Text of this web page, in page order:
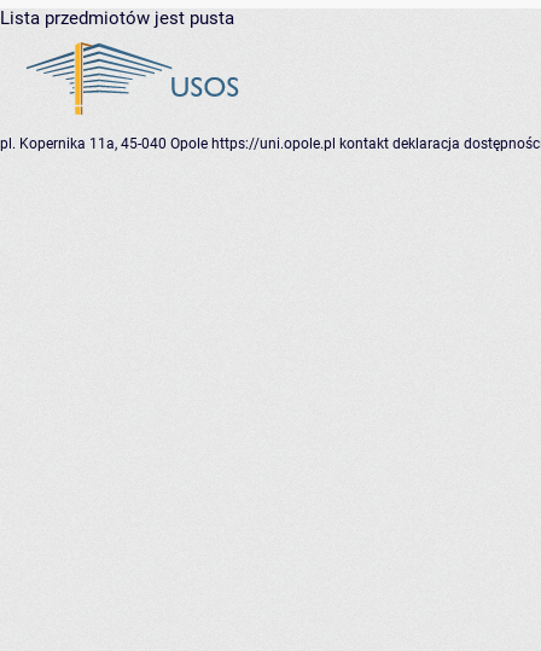
Lista przedmiotów jest pusta
pl. Kopernika 11a, 45-040 Opole https://uni.opole.pl kontakt deklaracja